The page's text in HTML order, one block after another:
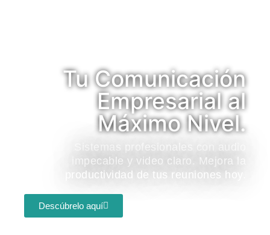
Tu Comunicación
Empresarial al
Máximo Nivel.
Sistemas profesionales con audio
impecable y video claro. Mejora la
productividad de tus reuniones hoy.
Descúbrelo aquí